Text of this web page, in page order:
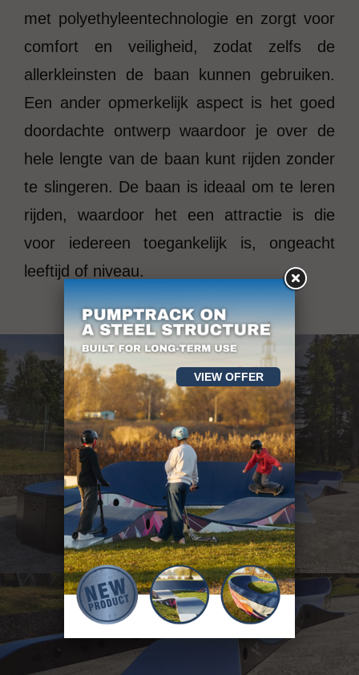
met polyethyleentechnologie en zorgt voor
comfort en veiligheid, zodat zelfs de
allerkleinsten de baan kunnen gebruiken.
Een ander opmerkelijk aspect is het goed
doordachte ontwerp waardoor je over de
hele lengte van de baan kunt rijden zonder
te slingeren. De baan is ideaal om te leren
rijden, waardoor het een attractie is die
voor iedereen toegankelijk is, ongeacht
leeftijd of niveau.
VIEW OFFER